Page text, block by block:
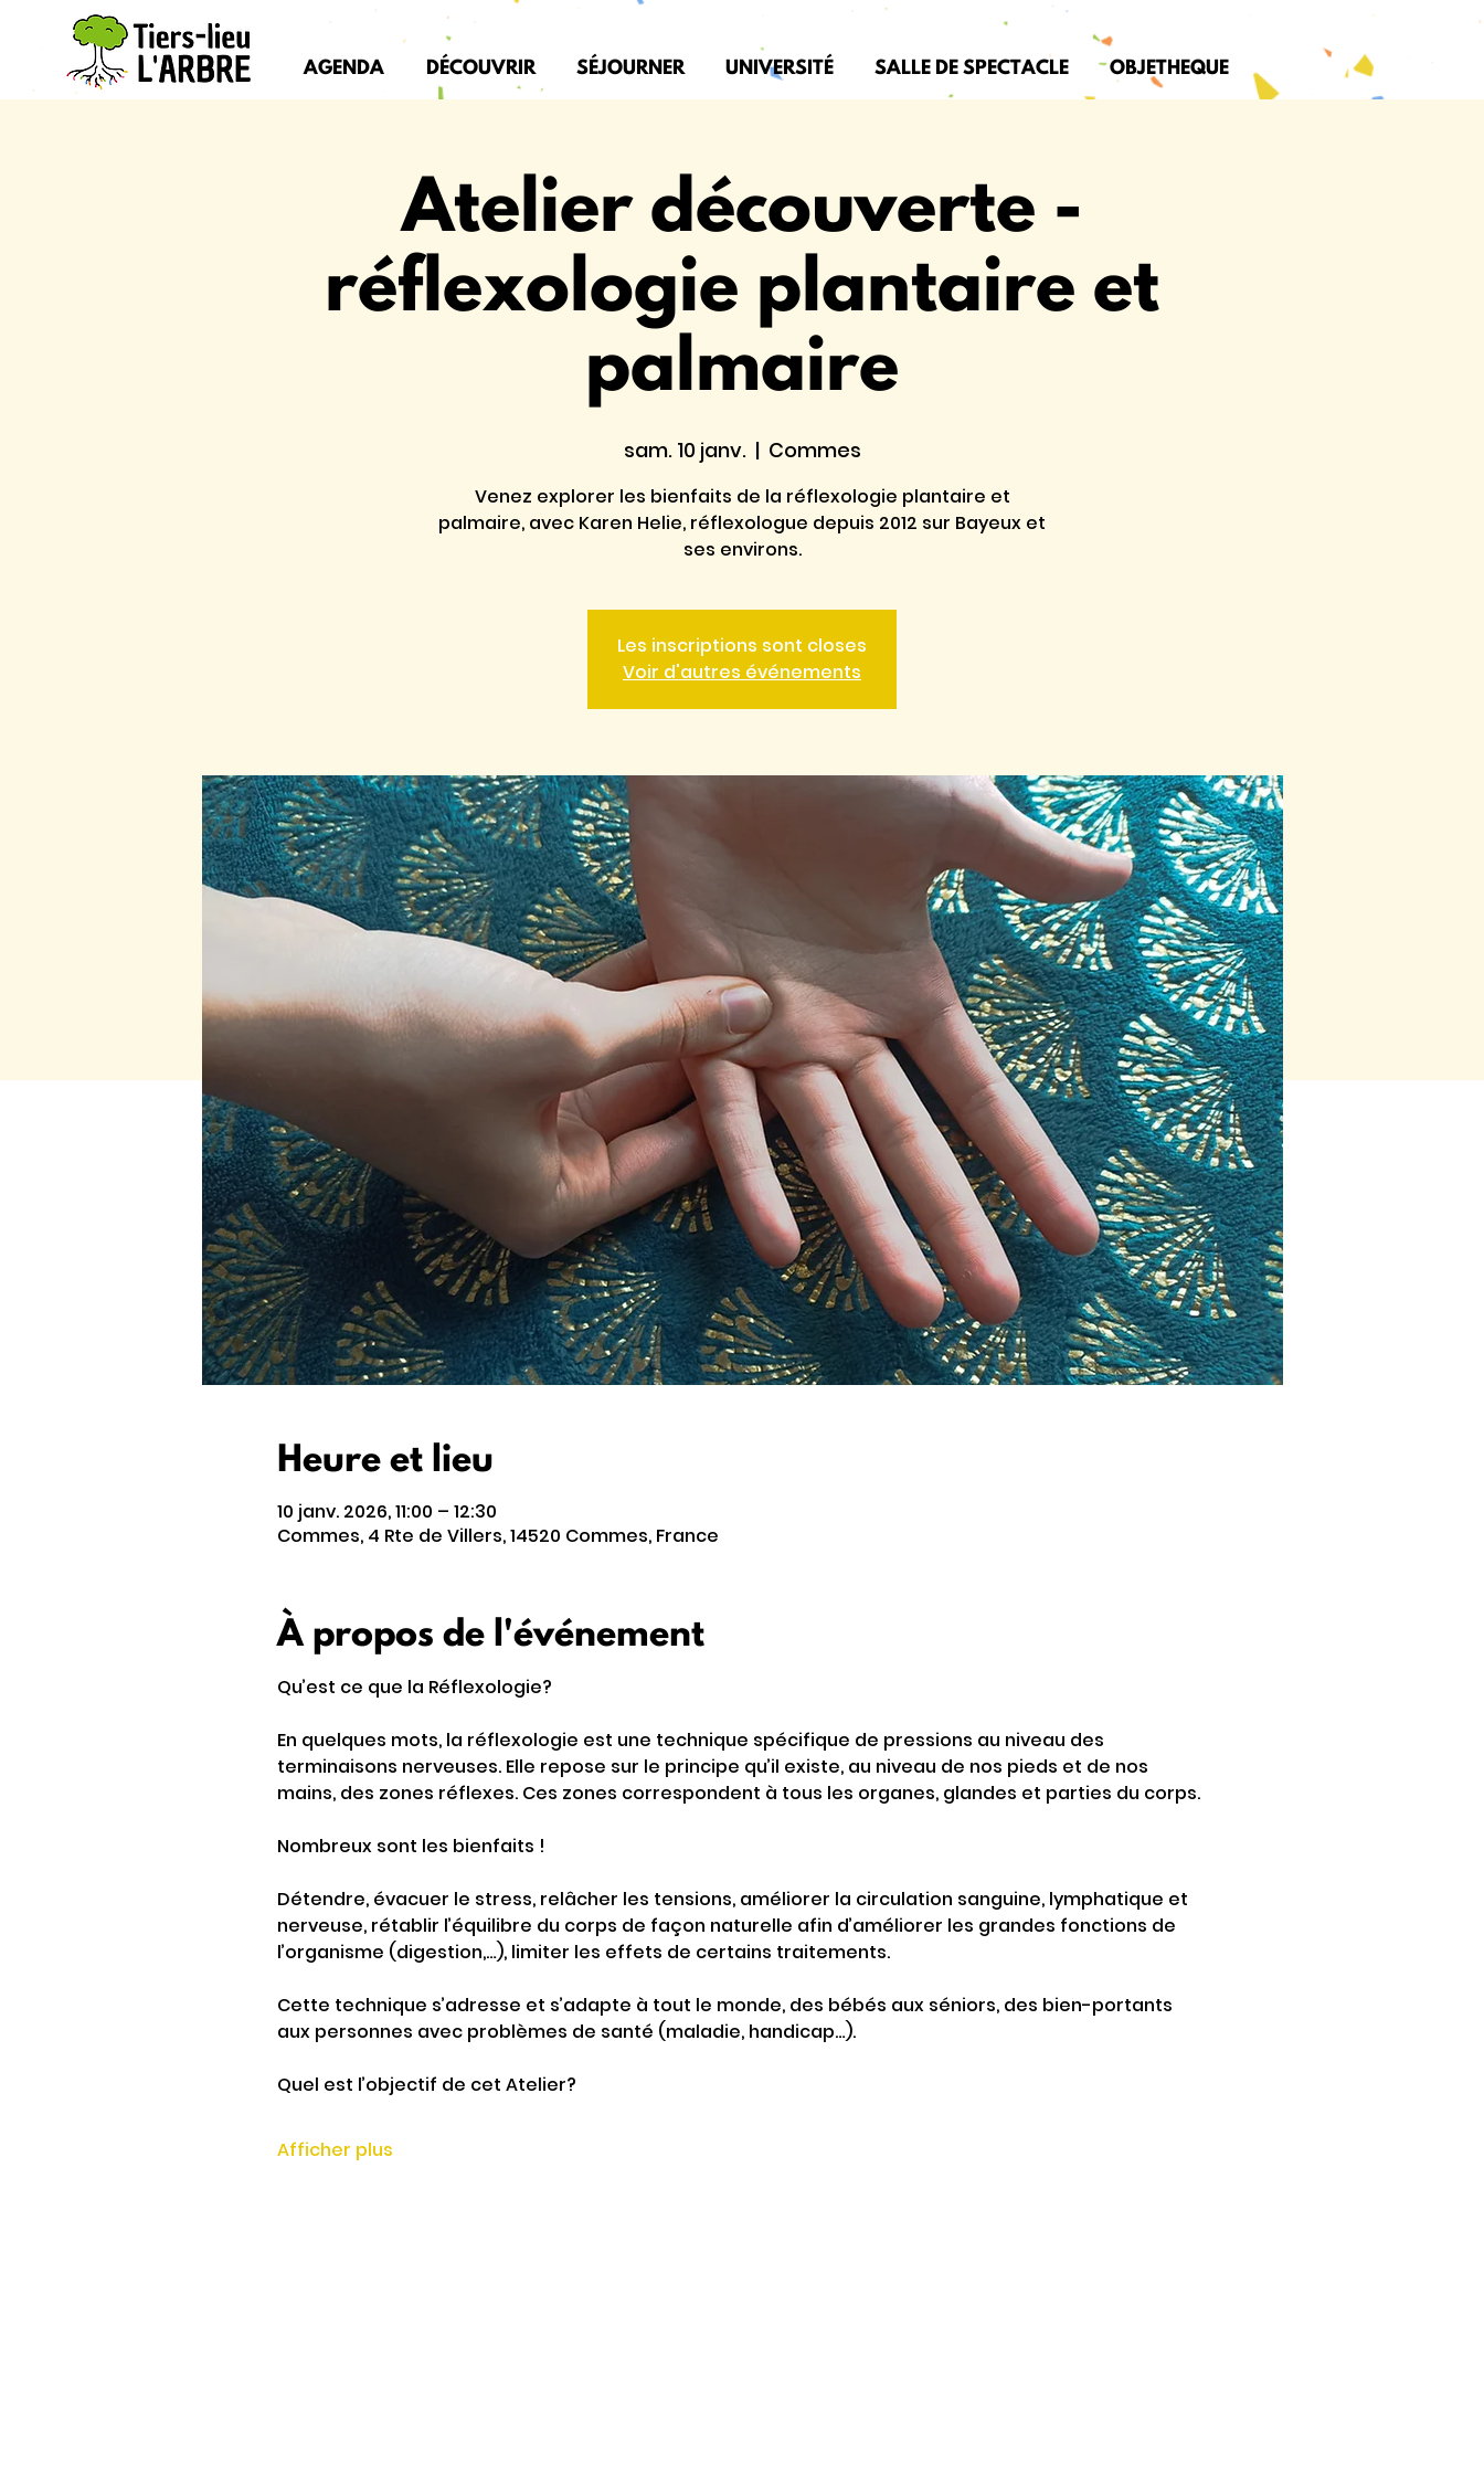
AGENDA DÉCOUVRIR SÉJOURNER UNIVERSITÉ SALLE DE SPECTACLE OBJETHEQUE
Atelier découverte -
réflexologie plantaire et
palmaire
sam. 10 janv.
  |
Commes
Venez explorer les bienfaits de la réflexologie plantaire et
palmaire, avec Karen Helie, réflexologue depuis 2012 sur Bayeux et
ses environs.
Les inscriptions sont closes
Voir d'autres événements
Heure et lieu
10 janv. 2026, 11:00 – 12:30
Commes, 4 Rte de Villers, 14520 Commes, France
À propos de l'événement
Qu’est ce que la Réflexologie?
En quelques mots, la réflexologie est une technique spécifique de pressions au niveau des
terminaisons nerveuses. Elle repose sur le principe qu’il existe, au niveau de nos pieds et de nos
mains, des zones réflexes. Ces zones correspondent à tous les organes, glandes et parties du corps.
Nombreux sont les bienfaits !
Détendre, évacuer le stress, relâcher les tensions, améliorer la circulation sanguine, lymphatique et
nerveuse, rétablir l’équilibre du corps de façon naturelle afin d’améliorer les grandes fonctions de
l’organisme (digestion,…), limiter les effets de certains traitements.
Cette technique s’adresse et s’adapte à tout le monde, des bébés aux séniors, des bien-portants
aux personnes avec problèmes de santé (maladie, handicap…).
Quel est l’objectif de cet Atelier?
Afficher plus